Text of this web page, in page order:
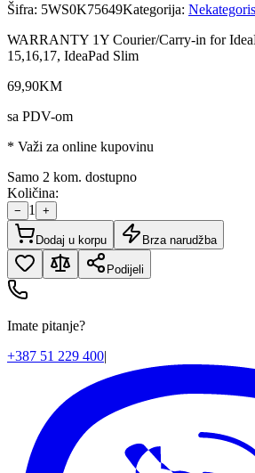
Šifra: 5WS0K75649Kategorija:
WARRANTY 1Y Courier/Carry-in for
15,16,17, IdeaPad Slim
69,90KM
sa PDV-om
* Važi za online kupovinu
Samo 2 kom. dostupno
Količina:
− 1 +
Dodaj u korpu Brza narudžba
Podijeli
Imate pitanje?
+387 51 229 400|